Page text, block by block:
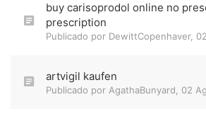
buy carisoprodol online no
prescription
Publicado por DewittCopenhaver,
artvigil kaufen
Publicado por AgathaBunyard 02